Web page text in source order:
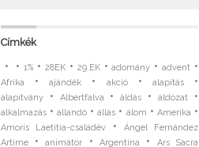
Címkék
• •1% • 28EK • 29.EK•adomány •advent •
Afrika •ajándék • akció• alapítás•
alapítvány• Albertfalva •áldás •áldozat •
alkalmazás•állandó •állás • álom • Amerika •
Amoris Laetitia-családév•
Ángel Fernández
Artime•animátor •Argentína •
Ars Sacra